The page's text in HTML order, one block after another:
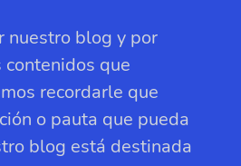
nuestro blog y por
que
recordarle que
o pauta que pueda
blog está destinada